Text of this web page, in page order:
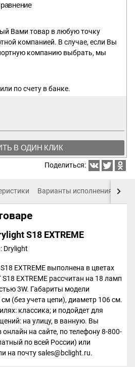
Вами товар в любую точку
компанией. В случае, если Вы
компанию выбрать, мы
по счету в банке.
В ОДИН КЛИК
Поделиться:
Варианты исполнения
S18 EXTREME
Drylight
EXTREME выполнена в цветах
EXTREME рассчитан на 18 ламп
3W. Габариты модели
(без учета цепи), диаметр 106 см.
классика; и подойдет для
на улицу, в ванную. Вы
на сайте, по телефону 8-800-
по всей России) или
на почту sales@bclight.ru.